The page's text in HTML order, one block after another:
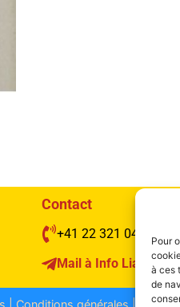
Pour
à ces
de
Contact
+41 22 321 04 48
Mail à Info Liang
| Conditions générales |